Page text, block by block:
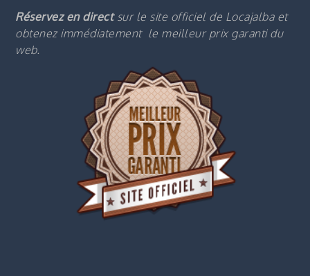
Réservez en directsur le site officiel de Locajalba et
obtenez immédiatement le meilleur prix garanti du
web.